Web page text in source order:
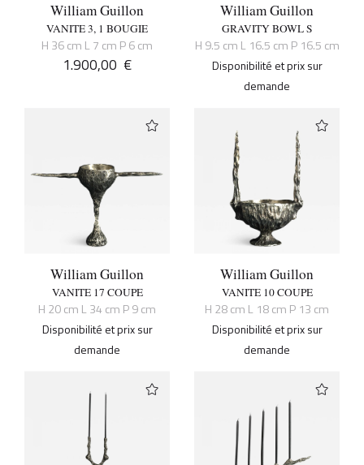
William Guillon
VANITE 3, 1 BOUGIE
H 36 cm L 7 cm P 6 cm
1.900,00 €
William Guillon
GRAVITY BOWL S
H 9.5 cm L 16.5 cm P 16.5 cm
Disponibilité et prix sur
demande
William Guillon
VANITE 17 COUPE
H 20 cm L 34 cm P 9 cm
Disponibilité et prix sur
demande
William Guillon
VANITE 10 COUPE
H 28 cm L 18 cm P 13 cm
Disponibilité et prix sur
demande